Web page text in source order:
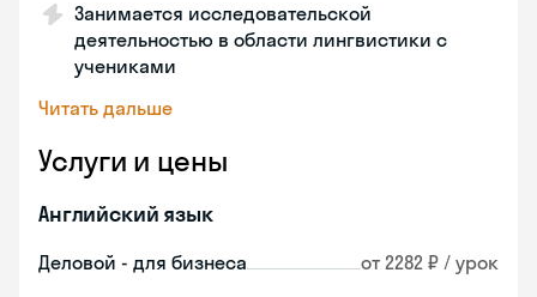
Занимается исследовательской
деятельностью в области лингвистики с
учениками
Читать дальше
Услуги и цены
Английский язык
Деловой - для бизнеса от 2282 ₽ / урок